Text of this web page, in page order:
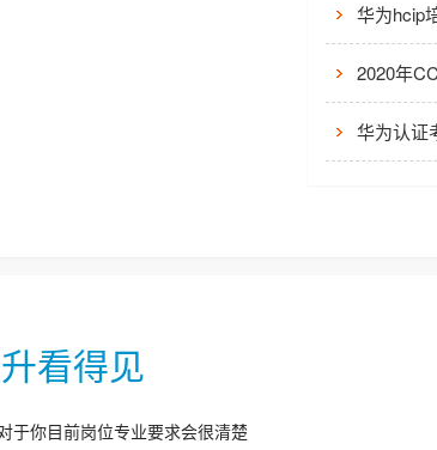
2020年
看得见
于你目前岗位专业要求会很清楚